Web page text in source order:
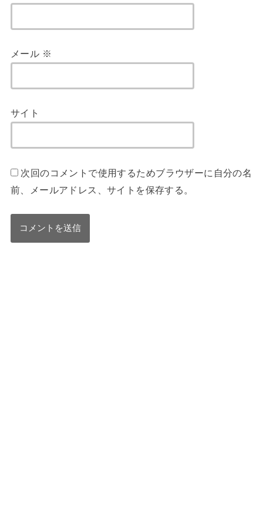
メール ※
サイト
次回のコメントで使用するためブラウザーに自分の名
前、メールアドレス、サイトを保存する。